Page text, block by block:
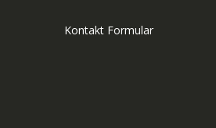
Kontakt Formular